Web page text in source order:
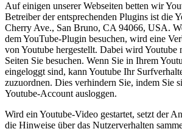
Auf einigen unserer Webseiten betten wir
Betreiber der entsprechenden Plugins ist die
Cherry Ave., San Bruno, CA 94066, USA.
dem YouTube-Plugin besuchen, wird eine
von Youtube hergestellt. Dabei wird Youtube
Seiten Sie besuchen. Wenn Sie in Ihrem
eingeloggt sind, kann Youtube Ihr
zuzuordnen. Dies verhindern Sie, indem Sie
Youtube-Account ausloggen.
Wird ein Youtube-Video gestartet, setzt der
die Hinweise über das Nutzerverhalten